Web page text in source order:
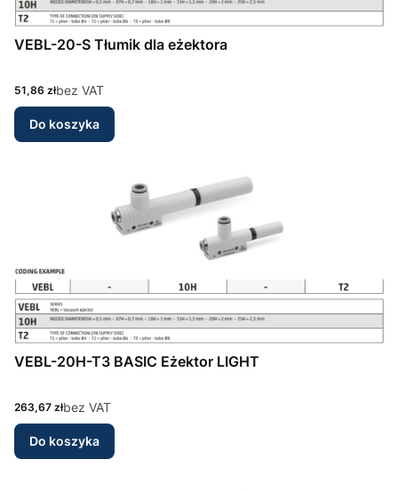
VEBL-20-S Tłumik dla eżektora
Cena
51,86 złbez VAT
Do koszyka
VEBL-20H-T3 BASIC Eżektor LIGHT
Cena
263,67 złbez VAT
Do koszyka